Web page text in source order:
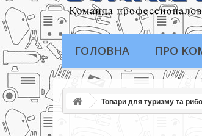
ГОЛОВНА ПРО
Товари для туризму та